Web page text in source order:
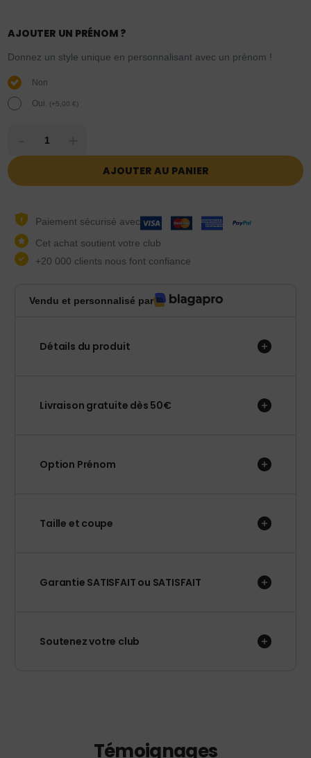
AJOUTER UN PRÉNOM ?
Donnez un style unique en personnalisant avec un prénom !
Non
Oui. (+5,00€)
AJOUTER AU PANIER
Paiement sécurisé avec
Cet achat soutient votre club
+20 000 clients nous font confiance
Vendu et personnalisé par
Détails du produit
Livraison gratuite dès 50€
Option Prénom
Taille et coupe
Garantie SATISFAIT ou SATISFAIT
Soutenez votre club
Témoignages